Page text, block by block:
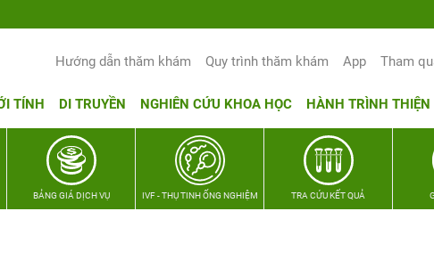
Hướng dẫn thăm khám Quy trình thăm khám App Tham
TÍNH DI TRUYỀN NGHIÊN CỨU KHOA HỌC HÀNH TRÌNH THIỆN
BẢNG GIÁ DỊCH VỤ IVF - THỤ TINH ỐNG NGHIỆM TRA CỨU KẾT QUẢ